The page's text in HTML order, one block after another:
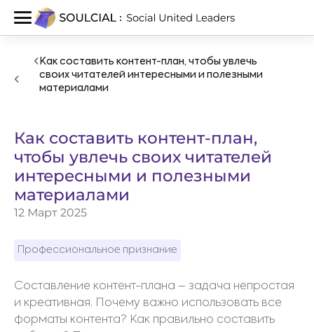
Как составить контент-план, чтобы увлечь
своих читателей интересными и полезными
материалами
Как составить контент-план,
чтобы увлечь своих читателей
интересными и полезными
материалами
12 Март 2025
Профессиональное признание
Составление контент-плана – задача непростая
и креативная. Почему важно использовать все
форматы контента? Как правильно составить